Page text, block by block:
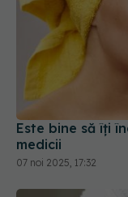
Este bine să îți
medicii
07 noi 2025, 17:32